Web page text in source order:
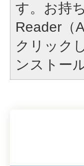
す。お持
Reader（
クリック
ンストー